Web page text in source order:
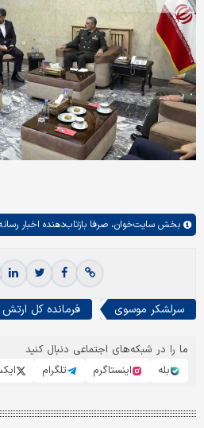
بخش سایت‌خوان، صرفا بازتاب‌دهنده اخبار
سرلشکر موسوی فرمانده کل ارتش
ما را در شبکه‌های اجتماعی دنبال کنید
بله
اینستاگرم تلگرام